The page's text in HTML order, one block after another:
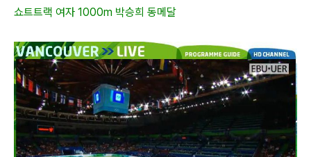
쇼트트랙 여자 1000m 박승희 동메달